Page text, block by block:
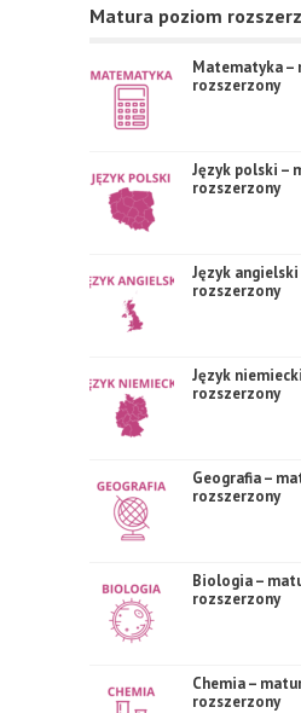
Matura poziom
Matematyka –
rozszerzony
Język polski –
rozszerzony
Język
rozszerzony
Język
rozszerzony
Geografia –
rozszerzony
Biologia –
rozszerzony
Chemia –
rozszerzony